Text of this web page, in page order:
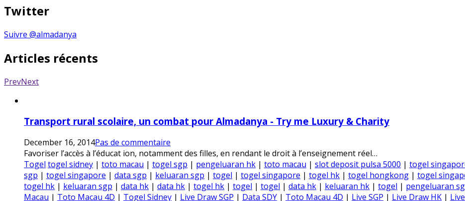
Twitter
Suivre @almadanya
Articles récents
PrevNext
Transport rural scolaire, un combat pour Almadanya - Try me Luxury & Charity
December 16, 2014Pas de commentaire
Favoriser l’accès à l’éducat ion, notamment des filles, en rendant le droit à l’enseignement réel…
Togel togel sidney | toto macau | togel sgp | pengeluaran hk | toto macau | slot deposit pulsa 5000 | togel
sgp | togel singapore | data sgp | keluaran sgp | togel | togel singapore | togel hk | togel hongkong | togel
togel hk | keluaran sgp | data hk | data hk | togel hk | togel | togel | data hk | keluaran hk | togel | pengeluaran
Macau | Toto Macau 4D | Togel Sidney | Live Draw SGP | Data SDY | Toto Macau 4D | Live SGP | Live Draw HK |